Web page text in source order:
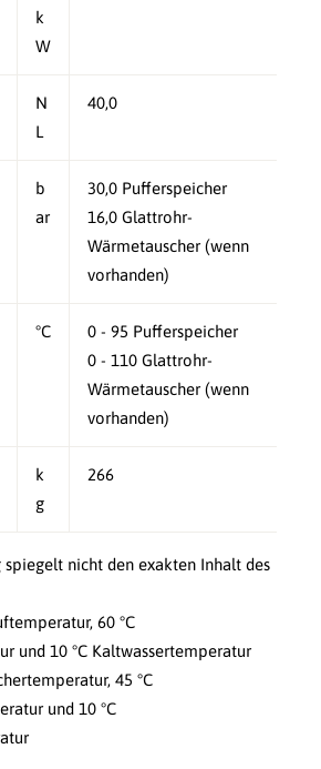
k
W
N
L
40,0
b
ar
30,0 Pufferspeicher
16,0 Glattrohr-
Wärmetauscher (wenn
vorhanden)
°C
0 - 95 Pufferspeicher
0 - 110 Glattrohr-
Wärmetauscher (wenn
vorhanden)
k
g
266
spiegelt nicht den exakten Inhalt des
60 °C
und 10 °C Kaltwassertemperatur
45 °C
und 10 °C